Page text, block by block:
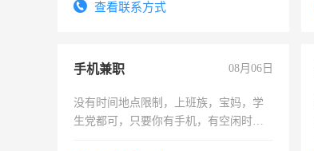
查看联系方式
手机兼职 08月06日
没有时间地点限制，上班族，宝妈，学
生党都可，只要你有手机，有空闲时